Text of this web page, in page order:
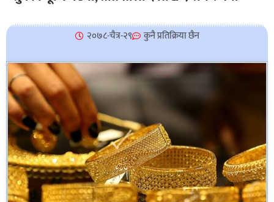
u
o
n
२०७८-चैत्र-२९ कुनै प्रतिक्रिया छैन